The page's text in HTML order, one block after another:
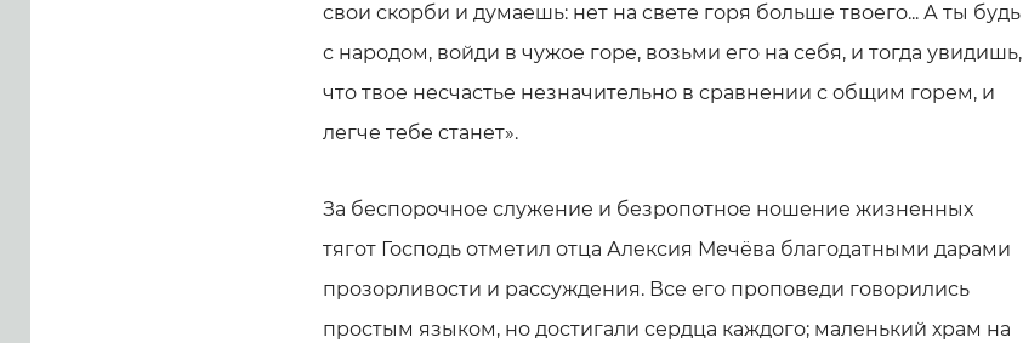
свои скорби и думаешь: нет на свете горя больше твоего... А ты будь
с народом, войди в чужое горе, возьми его на себя, и тогда увидишь,
что твое несчастье незначительно в сравнении с общим горем, и
легче тебе станет».
За беспорочное служение и безропотное ношение жизненных
тягот Господь отметил отца Алексия Мечёва благодатными дарами
прозорливости и рассуждения. Все его проповеди говорились
простым языком, но достигали сердца каждого; маленький храм на